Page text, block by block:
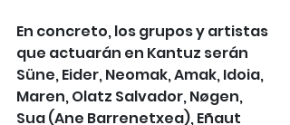
En concreto, los grupos y artistas
que actuarán en Kantuz serán
Süne, Eider, Neomak, Amak, Idoia,
Maren, Olatz Salvador, Nøgen,
Sua (Ane Barrenetxea), Eñaut